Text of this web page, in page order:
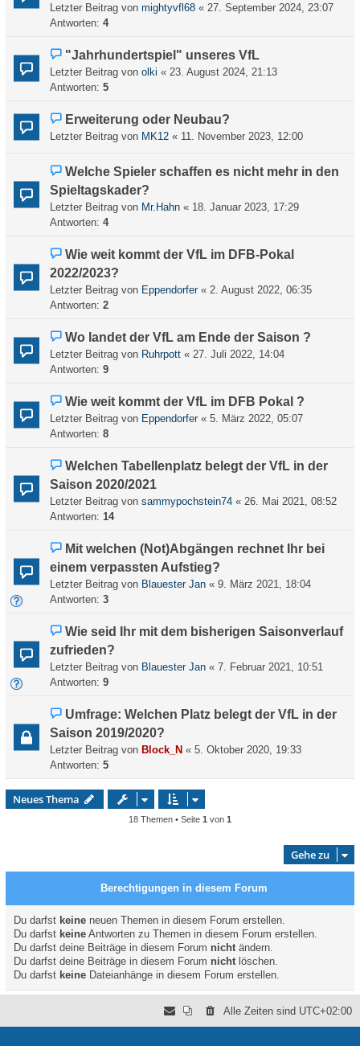
Letzter Beitrag von mightyvfl68 « 27. September 2024, 23:07
Antworten: 4
"Jahrhundertspiel" unseres VfL
Letzter Beitrag von olki « 23. August 2024, 21:13
Antworten: 5
Erweiterung oder Neubau?
Letzter Beitrag von MK12 « 11. November 2023, 12:00
Welche Spieler schaffen es nicht mehr in den
Spieltagskader?
Letzter Beitrag von Mr.Hahn « 18. Januar 2023, 17:29
Antworten: 4
Wie weit kommt der VfL im DFB-Pokal
2022/2023?
Letzter Beitrag von Eppendorfer« 2. August 2022, 06:35
Antworten: 2
Wo landet der VfL am Ende der Saison ?
Letzter Beitrag von Ruhrpott « 27. Juli 2022, 14:04
Antworten: 9
Wie weit kommt der VfL im DFB Pokal ?
Letzter Beitrag von Eppendorfer« 5. März 2022, 05:07
Antworten: 8
Welchen Tabellenplatz belegt der VfL in der
Saison 2020/2021
Letzter Beitrag von sammypochstein74 « 26. Mai 2021, 08:52
Antworten: 14
Mit welchen (Not)Abgängen rechnet Ihr bei
einem verpassten Aufstieg?
Letzter Beitrag von Blauester Jan « 9. März 2021, 18:04
Antworten: 3
Wie seid Ihr mit dem bisherigen Saisonverlauf
zufrieden?
Letzter Beitrag von Blauester Jan « 7. Februar 2021, 10:51
Antworten: 9
Umfrage: Welchen Platz belegt der VfL in der
Saison 2019/2020?
Letzter Beitrag von Block_N « 5. Oktober 2020, 19:33
Antworten: 5
Neues Thema
18 Themen • Seite 1 von 1
Gehe zu
Berechtigungen in diesem Forum
Du darfst keine neuen Themen in diesem Forum erstellen.
Du darfst keine Antworten zu Themen in diesem Forum erstellen.
Du darfst deine Beiträge in diesem Forum nicht ändern.
Du darfst deine Beiträge in diesem Forum nicht löschen.
Du darfst keine Dateianhänge in diesem Forum erstellen.
Alle Zeiten sind UTC+02:00